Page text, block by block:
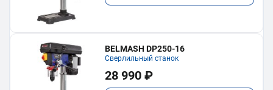
BELMASH DP250-16
Сверлильный станок
28 990 ₽